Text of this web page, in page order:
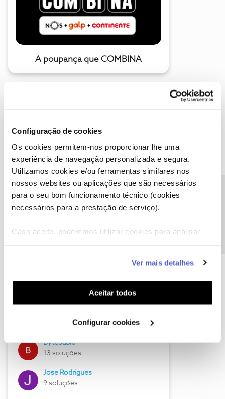
Configuração de cookies
Os cookies permitem-nos proporcionar lhe uma
experiência de navegação personalizada e segura.
Utilizamos cookies e/ou ferramentas similares nos
nossos websites ou aplicações que são necessários
para o seu bom funcionamento técnico (cookies
necessários para a prestação de serviço).
Caso aceite, poderemos utilizar cookies para analisar
funcionalidades (cookies de personalização e
funcionalidade) e adaptar anúncios aos seus interesses
(cookies de publicidade personalizada). Pode gerir a
utilização dos cookies clicando em "Configurar
Ver mais detalhes
Aceitar todos
Configurar cookies
A poupança que COMBINA
Descubra as novidades de julho
Hall of Fame de julho
17 soluções
ByteSábio
13 soluções
Jose Rodrigues
9 soluções